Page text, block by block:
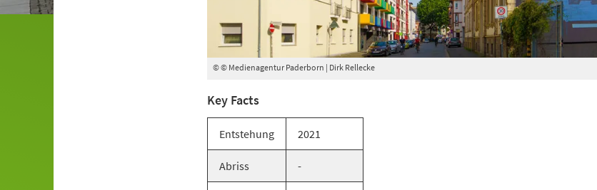
© © Medienagentur Paderborn | Dirk Rellecke
Key Facts
Entstehung 2021
Abriss -